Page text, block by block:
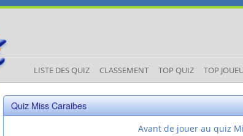
LISTE DES QUIZ CLASSEMENT TOP QUIZ TOP
Quiz Miss Caraibes
Avant de jouer au quiz